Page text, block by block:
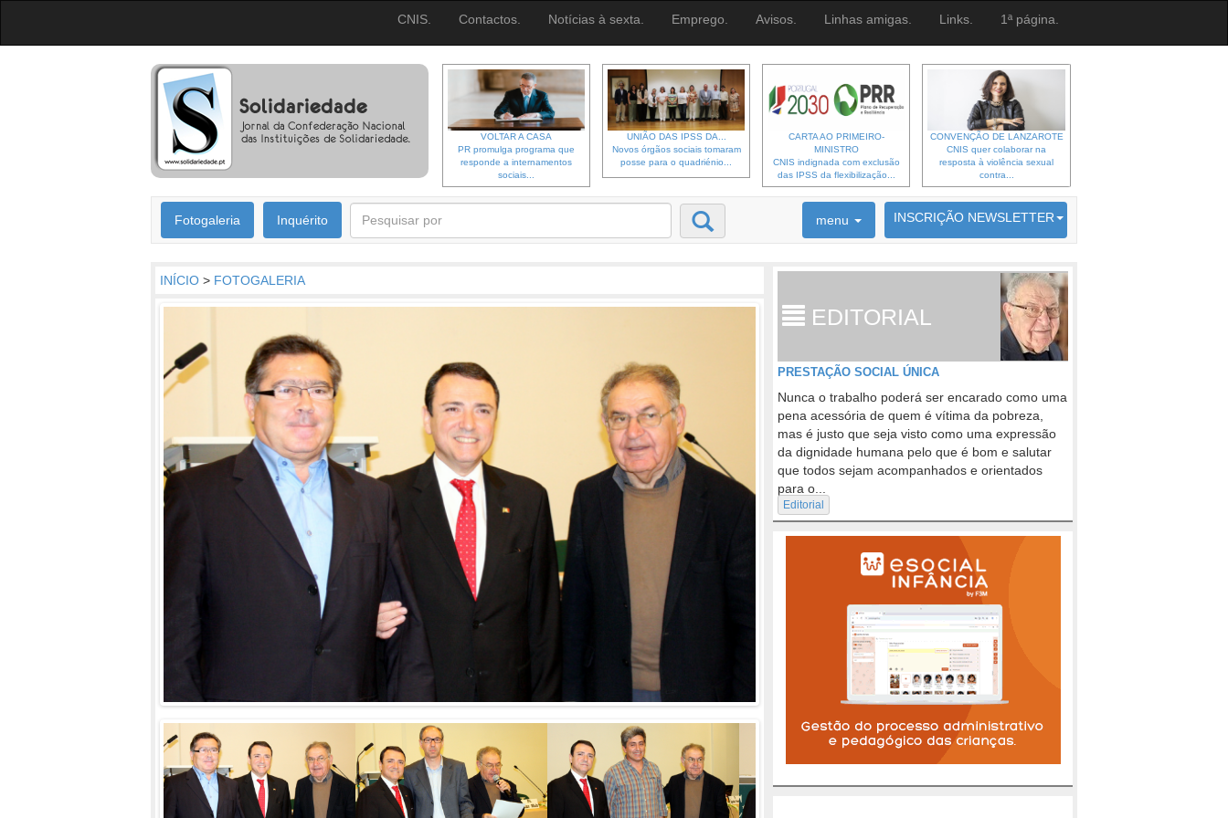
CNIS. Contactos. Notícias à sexta. Emprego. Avisos. Linhas amigas. Links. 1ª página.
VOLTAR A CASA
PR promulga programa que
responde a internamentos
sociais...
UNIÃO DAS IPSS DA...
Novos órgãos sociais tomaram
posse para o quadriénio...
CARTA AO PRIMEIRO-
MINISTRO
CNIS indignada com exclusão
das IPSS da flexibilização...
CONVENÇÃO DE LANZAROTE
CNIS quer colaborar na
resposta à violência sexual
contra...
Fotogaleria Inquérito menu INSCRIÇÃO NEWSLETTER
6692 membros inscritos
INÍCIO > FOTOGALERIA
EDITORIAL
PRESTAÇÃO SOCIAL ÚNICA
Nunca o trabalho poderá ser encarado como uma
pena acessória de quem é vítima da pobreza,
mas é justo que seja visto como uma expressão
da dignidade humana pelo que é bom e salutar
que todos sejam acompanhados e orientados
para o...
Editorial